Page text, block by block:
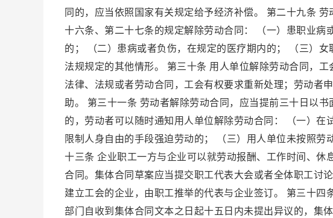
同的，应当依照国家有关规定给予经济补偿。 第二十九条
十六条、第二十七条的规定解除劳动合同： （一）患职业病
的； （二）患病或者负伤，在规定的医疗期内的； （三）
法规规定的其他情形。 第三十条 用人单位解除劳动合同，
法律、法规或者劳动合同，工会有权要求重新处理；劳动者
助。 第三十一条 劳动者解除劳动合同，应当提前三十日以
的，劳动者可以随时通知用人单位解除劳动合同： （一）
限制人身自由的手段强迫劳动的； （三）用人单位未按照
十三条 企业职工一方与企业可以就劳动报酬、工作时间、
合同。集体合同草案应当提交职工代表大会或者全体职工讨
建立工会的企业，由职工推举的代表与企业签订。 第三十
部门自收到集体合同文本之日起十五日内未提出异议的，集